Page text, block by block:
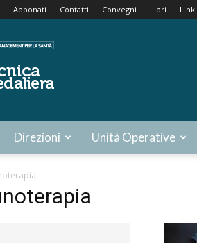
Abbonati Contatti Convegni Libri
Direzioni Unità Operative